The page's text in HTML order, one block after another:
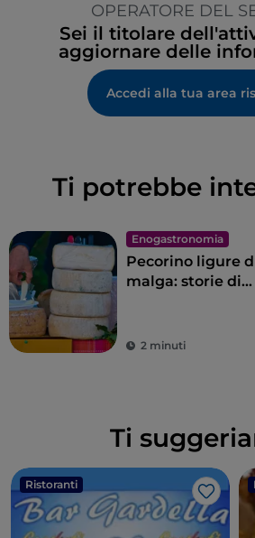
OPERATORE DEL
Sei il titolare
aggiornare delle
Accedi alla tua area
Ti potrebbe
Enogastronomia
Pecorino ligure
malga: storie di
2 minuti
Ti
Ristoranti
Like